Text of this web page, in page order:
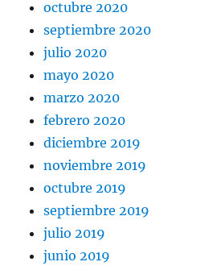
octubre 2020
septiembre 2020
julio 2020
mayo 2020
marzo 2020
febrero 2020
diciembre 2019
noviembre 2019
octubre 2019
septiembre 2019
julio 2019
junio 2019